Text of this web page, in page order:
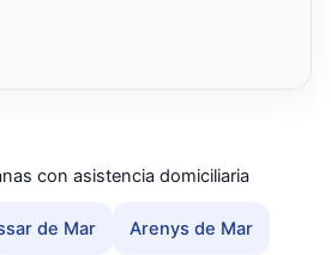
con asistencia domiciliaria
de Mar Arenys de Mar